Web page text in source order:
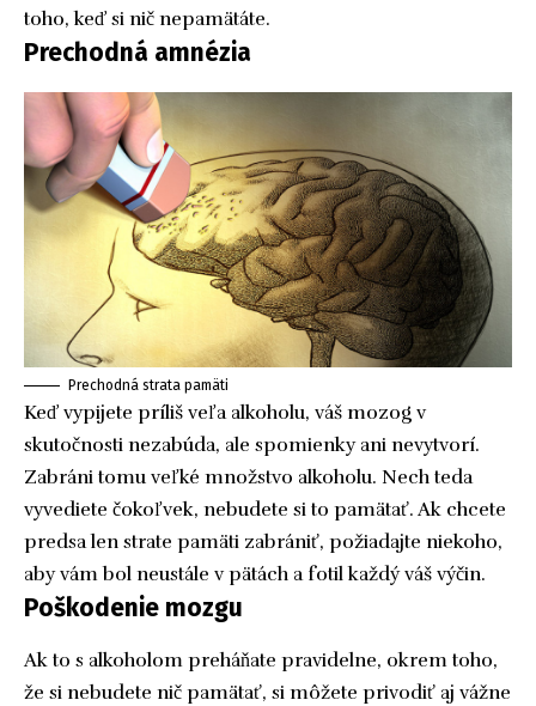
toho, keď si nič nepamätáte.
Prechodná amnézia
Prechodná strata pamäti
Keď vypijete príliš veľa alkoholu, váš mozog v
skutočnosti nezabúda, ale spomienky ani nevytvorí.
Zabráni tomu veľké množstvo alkoholu. Nech teda
vyvediete čokoľvek, nebudete si to pamätať. Ak chcete
predsa len strate pamäti zabrániť, požiadajte niekoho,
aby vám bol neustále v pätách a fotil každý váš výčin.
Poškodenie mozgu
Ak to s alkoholom preháňate pravidelne, okrem toho,
že si nebudete nič pamätať, si môžete privodiť aj vážne